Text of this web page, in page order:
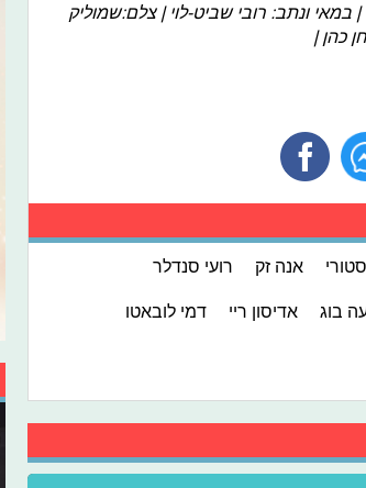
ונתב: רובי שביט-לוי | צלם:שמוליק
כהן |
אנה זק רועי סנדלר
בוג אדיסון ריי דמי לובאטו